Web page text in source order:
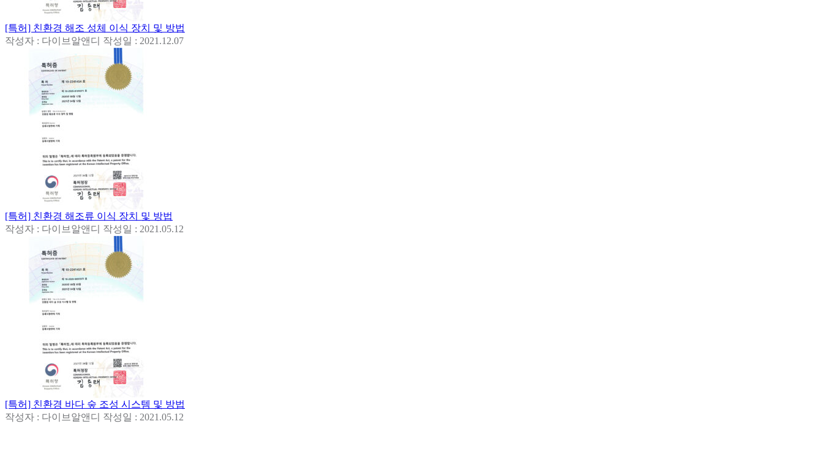
[특허] 친환경 해조 성체 이식 장치 및 방법
작성자 : 다이브알앤디 작성일 : 2021.12.07
[특허] 친환경 해조류 이식 장치 및 방법
작성자 : 다이브알앤디 작성일 : 2021.05.12
[특허] 친환경 바다 숲 조성 시스템 및 방법
작성자 : 다이브알앤디 작성일 : 2021.05.12